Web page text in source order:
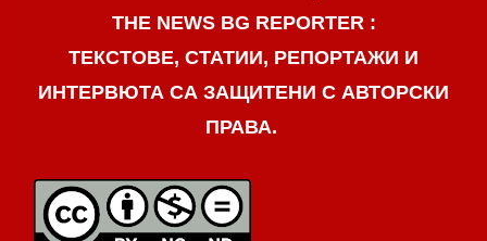
THE NEWS BG REPORTER :
ТЕКСТОВЕ, СТАТИИ, РЕПОРТАЖИ И
ИНТЕРВЮТА СА ЗАЩИТЕНИ С АВТОРСКИ
ПРАВА.